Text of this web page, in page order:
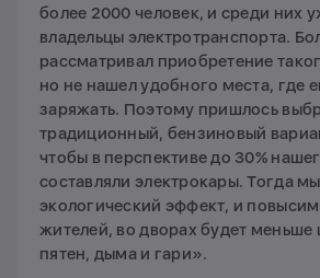
более 2000 человек, и среди них
владельцы электротранспорта.
рассматривал приобретение
но не нашел удобного места, где
заряжать. Поэтому пришлось
традиционный, бензиновый
чтобы в перспективе до 30%
составляли электрокары. Тогда
экологический эффект, и
жителей, во дворах будет
пятен, дыма и гари».